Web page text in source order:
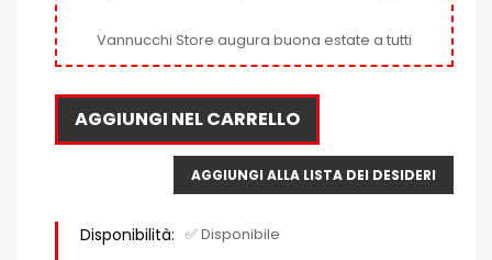
Vannucchi Store augura buona estate a tutti
AGGIUNGI NEL CARRELLO
AGGIUNGI ALLA LISTA DEI DESIDERI
Disponibilità: ✅ Disponibile